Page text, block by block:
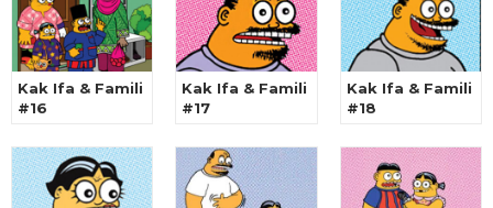
Kak Ifa & Famili
#16
Kak Ifa & Famili
#17
Kak Ifa & Famili
#18